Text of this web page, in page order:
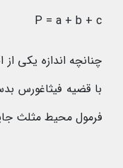
P = a + b + c
چنانچه اندازه یکی از
با قضیه فیثاغورس
فرمول محیط مثلث